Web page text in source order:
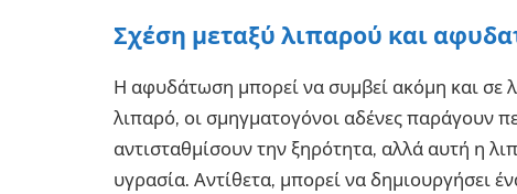
Σχέση μεταξύ λιπαρού και
Η αφυδάτωση μπορεί να συμβεί ακόμη και σε
λιπαρό, οι σμηγματογόνοι αδένες παράγουν
αντισταθμίσουν την ξηρότητα, αλλά αυτή η
υγρασία. Αντίθετα, μπορεί να δημιουργήσει